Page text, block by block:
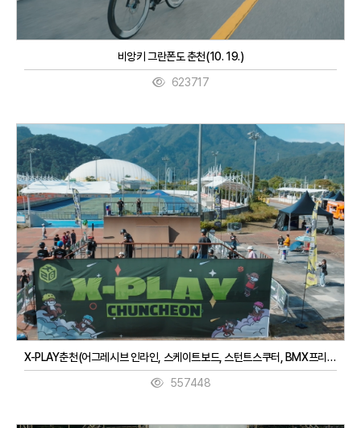
비앙키 그란폰도 춘천(10. 19.)
623717
X-PLAY춘천(어그레시브 인라인, 스케이트보드, 스턴트스쿠터, BMX프리스타일, 3대3농구, 디제잉)(9. 27. ~ 9. 28.)
557448